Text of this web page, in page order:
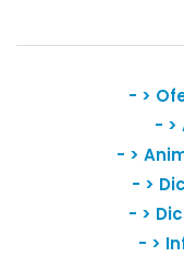
- >
- >
- >
- >
- >
- >